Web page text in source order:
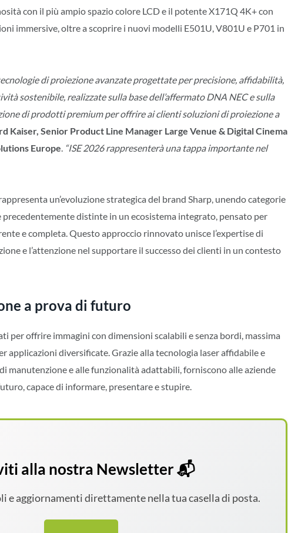
con il più ampio spazio colore LCD e il potente X171Q 4K+ con
immersive, oltre a scoprire i nuovi modelli E501U, V801U e P701 in
di proiezione avanzate progettate per precisione, affidabilità,
sostenibile, realizzate sulla base dell’affermato DNA NEC e sulla
di prodotti premium per offrire ai clienti soluzioni di proiezione a
Kaiser, Senior Product Line Manager Large Venue & Digital Cinema
Europe “ISE 2026 rappresenterà una tappa importante nel
un’evoluzione strategica del brand Sharp, unendo categorie
distinte in un ecosistema integrato, pensato per
e completa. Questo approccio rinnovato unisce l’expertise di
e l’attenzione nel supportare il successo dei clienti in un contesto
a prova di futuro
per offrire immagini con dimensioni scalabili e senza bordi, massima
applicazioni diversificate. Grazie alla tecnologia laser affidabile e
manutenzione e alle funzionalità adattabili, forniscono alle aziende
capace di informare, presentare e stupire.
alla nostra Newsletter 📬
e aggiornamenti direttamente nella tua casella di posta.